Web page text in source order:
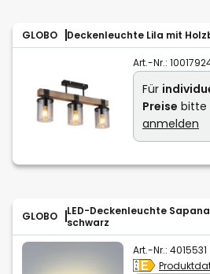
GLOBO Deckenleuchte Lila mit
Art.-Nr.:
Für
Preise bitte
anmelden
GLOBO
LED-Deckenleuchte
schwarz
Art.-Nr.: 4015531